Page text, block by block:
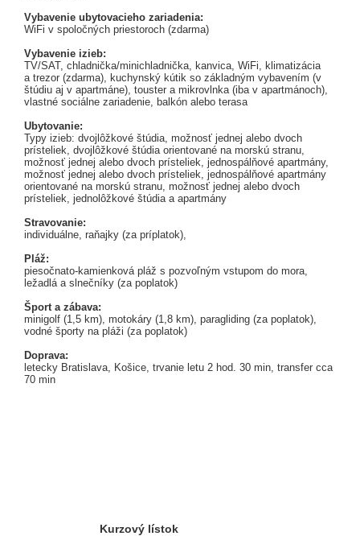
Vybavenie ubytovacieho zariadenia:
WiFi v spoločných priestoroch (zdarma)
Vybavenie izieb:
TV/SAT, chladnička/minichladnička, kanvica, WiFi, klimatizácia
a trezor (zdarma), kuchynský kútik so základným vybavením (v
štúdiu aj v apartmáne), touster a mikrovlnka (iba v apartmánoch),
vlastné sociálne zariadenie, balkón alebo terasa
Ubytovanie:
Typy izieb: dvojlôžkové štúdia, možnosť jednej alebo dvoch
prísteliek, dvojlôžkové štúdia orientované na morskú stranu,
možnosť jednej alebo dvoch prísteliek, jednospálňové apartmány,
možnosť jednej alebo dvoch prísteliek, jednospálňové apartmány
orientované na morskú stranu, možnosť jednej alebo dvoch
prísteliek, jednolôžkové štúdia a apartmány
Stravovanie:
individuálne, raňajky (za príplatok),
Pláž:
piesočnato-kamienková pláž s pozvoľným vstupom do mora,
ležadlá a slnečníky (za poplatok)
Šport a zábava:
minigolf (1,5 km), motokáry (1,8 km), paragliding (za poplatok),
vodné športy na pláži (za poplatok)
Doprava:
letecky Bratislava, Košice, trvanie letu 2 hod. 30 min, transfer cca
70 min
Kurzový lístok